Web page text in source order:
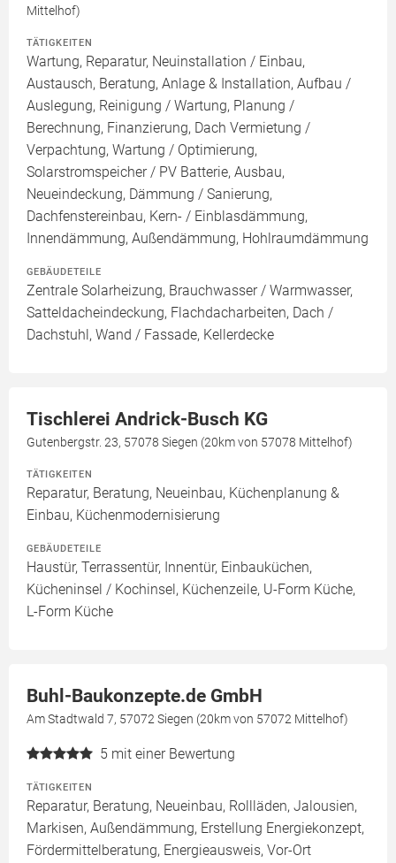
Mittelhof)
TÄTIGKEITEN
Wartung, Reparatur, Neuinstallation / Einbau,
Austausch, Beratung, Anlage & Installation, Aufbau /
Auslegung, Reinigung / Wartung, Planung /
Berechnung, Finanzierung, Dach Vermietung /
Verpachtung, Wartung / Optimierung,
Solarstromspeicher / PV Batterie, Ausbau,
Neueindeckung, Dämmung / Sanierung,
Dachfenstereinbau, Kern- / Einblasdämmung,
Innendämmung, Außendämmung, Hohlraumdämmung
GEBÄUDETEILE
Zentrale Solarheizung, Brauchwasser / Warmwasser,
Satteldacheindeckung, Flachdacharbeiten, Dach /
Dachstuhl, Wand / Fassade, Kellerdecke
Tischlerei Andrick-Busch KG
Gutenbergstr. 23, 57078 Siegen (20km von 57078 Mittelhof)
TÄTIGKEITEN
Reparatur, Beratung, Neueinbau, Küchenplanung &
Einbau, Küchenmodernisierung
GEBÄUDETEILE
Haustür, Terrassentür, Innentür, Einbauküchen,
Kücheninsel / Kochinsel, Küchenzeile, U-Form Küche,
L-Form Küche
Buhl-Baukonzepte.de GmbH
Am Stadtwald 7, 57072 Siegen (20km von 57072 Mittelhof)
5 mit einer Bewertung
TÄTIGKEITEN
Reparatur, Beratung, Neueinbau, Rollläden, Jalousien,
Markisen, Außendämmung, Erstellung Energiekonzept,
Fördermittelberatung, Energieausweis, Vor-Ort